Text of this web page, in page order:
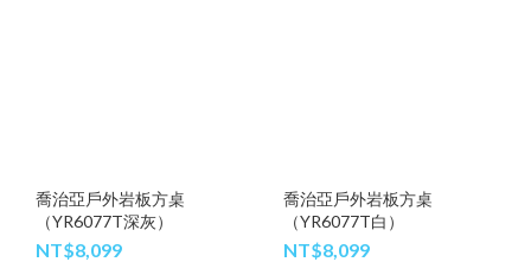
喬治亞戶外岩板方桌
（YR6077T深灰）
NT$8,099
喬治亞戶外岩板方桌
（YR6077T白）
NT$8,099